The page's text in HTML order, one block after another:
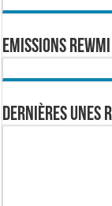
EMISSIONS
Dernières Unes